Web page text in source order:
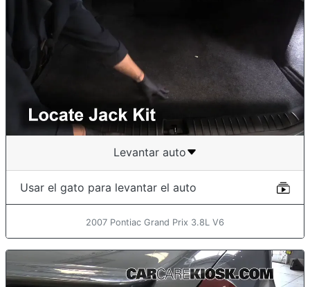
Levantar auto
Usar el gato para levantar el auto
2007 Pontiac Grand Prix 3.8L V6